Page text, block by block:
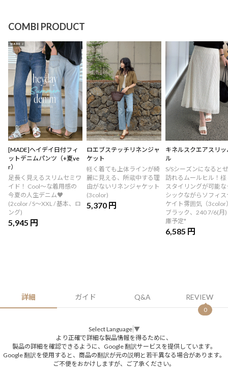
COMBI PRODUCT
[MADE]ヘイデイ日付フィ
ットデニムパンツ（+夏ve
r）
足長く見えるスリムセミワ
イド！ Cool～な着用感の
今夏の人生デニム♥
(2color / S～XXL / 基本、ロ
ング)
5,945 円
ロエブステッチリネンジャ
ケット
軽く着ても上体ラインが綺
麗に見える、所蔵中する理
由がないリネンジャケット
(3color)
5,370 円
キネルスクエアスリッ
ル
S/Sシーズンになると
訪れるムールヒル！様
スタイリングが可能な
シックながらソフィス
ケイト雰囲気（3color
ブラック、240 7/6(月)
庫予定*
6,585 円
詳細 ガイド Q&A REVIEW
0
Select Language ▼
より正確で詳細な製品情報を得るために、
製品の詳細を確認できるように、Google 翻訳サービスを提供しています。
Google 翻訳を使用すると、商品の翻訳が元の説明と若干異なる場合があります。
ご不便をおかけしますが、ご了承ください。